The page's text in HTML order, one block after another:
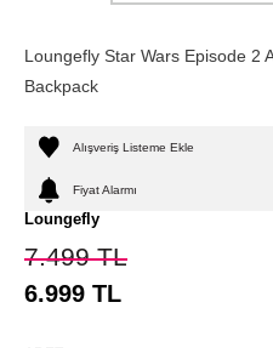
Loungefly Star Wars Episode 2
Backpack
Alışveriş Listeme Ekle
Fiyat Alarmı
Loungefly
7.499TL
6.999 TL